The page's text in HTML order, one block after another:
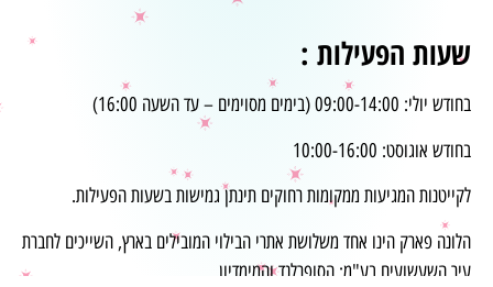
שעות הפעילות :
בחודש יולי: 09:00-14:00 (בימים מסוימים – עד השעה 16:00)
בחודש אוגוסט: 10:00-16:00
לקייטנות המגיעות ממקומות רחוקים תינתן גמישות בשעות הפעילות.
הלונה פארק הינו אחד משלושת אתרי הבילוי המובילים בארץ, השייכים לחברת
עיר השעשועים בע"מ: הסופרלנד והמימדיון.